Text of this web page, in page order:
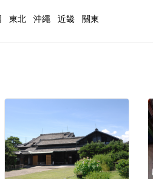
東北 沖繩 近畿 關東